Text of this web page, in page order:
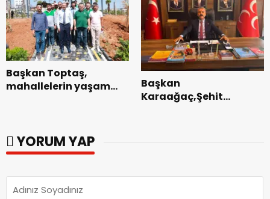
Başkan Toptaş,
mahallelerin yaşam
Başkan
Karaağaç,Şehit
YORUM YAP